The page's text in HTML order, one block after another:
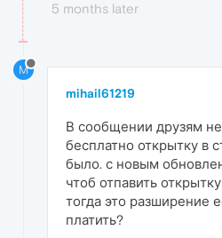
5 months later
M
mihail61219
В сообщении друзям
бесплатно открытку в
было. с новым
чтоб отпавить
тогда это разширение
платить?